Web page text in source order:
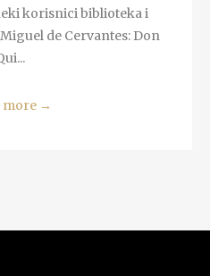
korisnici biblioteka i
de Cervantes: Don
more →